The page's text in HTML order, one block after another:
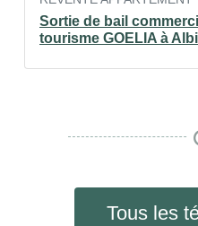
Sortie de bail
tourisme GOELIA à
Tous les